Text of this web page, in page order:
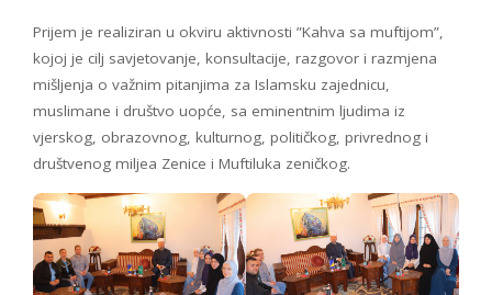
Prijem je realiziran u okviru aktivnosti ”Kahva sa muftijom”,
kojoj je cilj savjetovanje, konsultacije, razgovor i razmjena
mišljenja o važnim pitanjima za Islamsku zajednicu,
muslimane i društvo uopće, sa eminentnim ljudima iz
vjerskog, obrazovnog, kulturnog, političkog, privrednog i
društvenog miljea Zenice i Muftiluka zeničkog.